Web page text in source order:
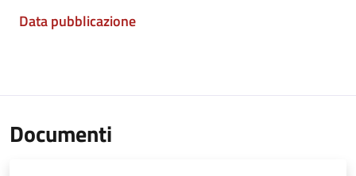
Data pubblicazione
Documenti